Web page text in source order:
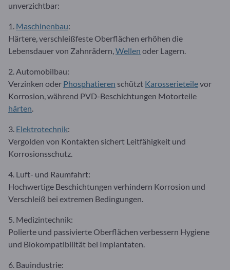
unverzichtbar:
1. Maschinenbau:
Härtere, verschleißfeste Oberflächen erhöhen die
Lebensdauer von Zahnrädern,Wellen oder Lagern.
2. Automobilbau:
Verzinken oder Phosphatieren schützt Karosserieteilevor
Korrosion, während PVD-Beschichtungen Motorteile
härten.
3. Elektrotechnik:
Vergolden von Kontakten sichert Leitfähigkeit und
Korrosionsschutz.
4. Luft- und Raumfahrt:
Hochwertige Beschichtungen verhindern Korrosion und
Verschleiß bei extremen Bedingungen.
5. Medizintechnik:
Polierte und passivierte Oberflächen verbessern Hygiene
und Biokompatibilität bei Implantaten.
6. Bauindustrie: